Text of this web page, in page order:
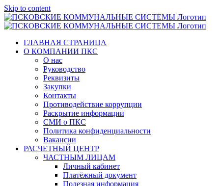
Skip to content
ГЛАВНАЯ СТРАНИЦА
О КОМПАНИИ ПКС
О нас
Руководство
Реквизиты
Закупки
Контакты
Противодействие коррупции
Раскрытие информации
СМИ о ПКС
Политика конфиденциальности
Вакансии
РАСЧЕТНЫЙ ЦЕНТР
ЧАСТНЫМ ЛИЦАМ
Личный кабинет
Платёжный документ
Полезная информация